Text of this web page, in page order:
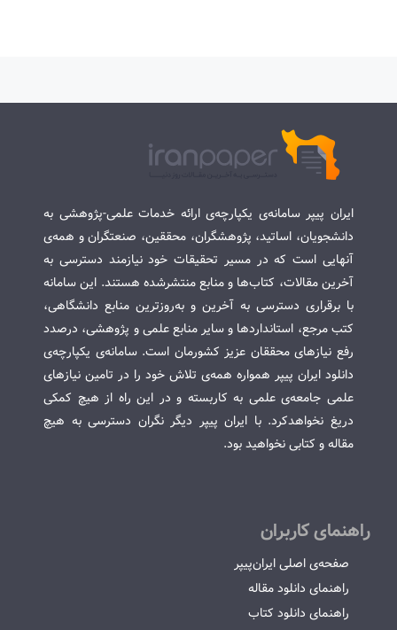
ایران پیپر سامانه‌ی یکپارچه‌ی ارائه خدمات علمی-پژوهشی به
دانشجویان، اساتید، پژوهشگران، محققین، صنعتگران و همه‌ی
آنهایی است که در مسیر تحقیقات خود نیازمند دسترسی به
آخرین مقالات، کتاب‌ها و منابع منتشرشده هستند. این سامانه
با برقراری دسترسی به آخرین و به‌روزترین منابع دانشگاهی،
کتب مرجع، استانداردها و سایر منابع علمی و پژوهشی، درصدد
رفع نیازهای محققان عزیز کشورمان است. سامانه‌ی یکپارچه‌ی
دانلود ایران پیپر همواره همه‌ی تلاش خود را در تامین نیازهای
علمی جامعه‌ی علمی به کاربسته و در این راه از هیچ کمکی
دریغ نخواهدکرد. با ایران پیپر دیگر نگران دسترسی به هیچ
مقاله و کتابی نخواهید بود.
راهنمای کاربران
صفحه‌ی اصلی ایران‌پیپر
راهنمای دانلود مقاله
راهنمای دانلود کتاب